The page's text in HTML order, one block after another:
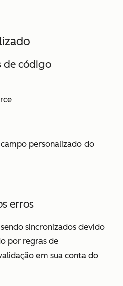
de código
personalizado do
erros
sincronizados devido
por regras de
em sua conta do